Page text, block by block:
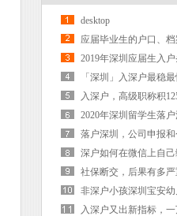
desktop
应届毕业生的户口、
的用处？
2019年深圳应届生入
定，最全攻略！
「深圳」入深户最稳
针见血
入深户，高级职称积
2020年深圳留学生落户
落户深圳，公司申报
么区别？
深户如何在微信上自
社保断交，后果有多
谣言
非深户小孩深圳宝安
入深户又出新指标，